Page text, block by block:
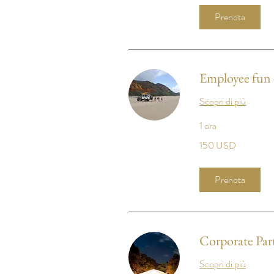
Prenota
Employee fun
Scopri di più
1 ora
dollari
150 USD
Prenota
Corporate
Scopri di più